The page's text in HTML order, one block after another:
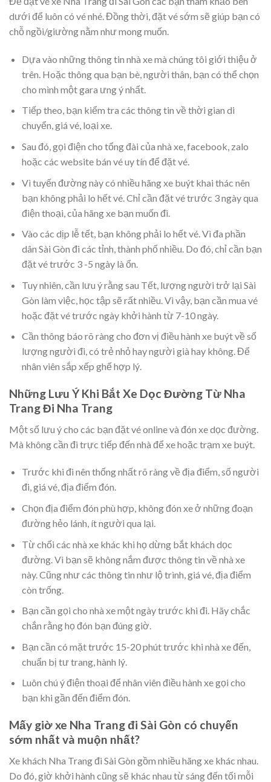
dưới để luôn có vé nhé. Đồng thời, đặt vé sớm sẽ giúp bạn có
chỗ ngồi/giường nằm như mong muốn.
Dựa vào những thông tin nhà xe mà chúng tôi giới thiệu ở
trên. Hoặc thông qua bạn bè, người thân, bạn có thể chọn
cho mình một gara ưng ý nhất.
Tiếp theo, bạn kiểm tra các thông tin về thời gian di
chuyển, giá vé, loại xe.
Sau đó, gọi điện cho tổng đài của nhà xe, facebook, zalo
hoặc các website bán vé uy tín để đặt vé.
Vì tuyến đường này có nhiều hãng xe buýt khai thác nên
bạn không phải lo hết vé. Chỉ cần đặt vé trước 3 ngày qua
điện thoại, của hãng xe bạn muốn đi.
Vào các dịp lễ tết, bạn không phải lo hết vé. Vì đa phần
dân Sài Gòn đi các tỉnh, thành phố nhiều. Do đó, chỉ cần bạn
đặt vé trước 3 -5 ngày là ổn.
Tuy nhiên, cần lưu ý rằng sau Tết, lượng người trở lại Sài
Gòn làm việc, học tập sẽ rất nhiều. Vì vậy, bạn cần mua vé
hoặc đặt vé trước ngày khởi hành từ 7-10 ngày.
Cần thông báo rõ ràng cho đơn vị điều hành xe buýt về số
lượng người đi, có trẻ nhỏ hay người già hay không. Để
nhân viên sắp xếp ghế hợp lý.
Những Lưu Ý Khi Bắt Xe Dọc Đường Từ Nha
Trang Đi Nha Trang
Một số lưu ý cho các bạn đặt vé online và đón xe dọc đường.
Mà không cần đi trực tiếp đến nhà để xe hoặc trạm xe buýt.
Trước khi đi nên thống nhất rõ ràng về địa điểm, số người
đi, giá vé, địa điểm đón.
Chọn địa điểm đón phù hợp, không đón xe ở những đoạn
đường hẻo lánh, ít người qua lại.
Từ chối các nhà xe khác khi họ dừng bắt khách dọc
đường. Vì bạn sẽ không nắm được thông tin về nhà xe
này. Cũng như các thông tin như lộ trình, giá vé, địa điểm
còn trống.
Bạn cần gọi cho nhà xe một ngày trước khi đi. Hãy chắc
chắn rằng họ đón bạn đúng giờ.
Bạn cần có mặt trước 15-20 phút trước khi nhà xe đến,
chuẩn bị tư trang, hành lý.
Luôn chú ý điện thoại để nhân viên điều hành xe gọi cho
bạn khi gần đến điểm đón.
Mấy giờ xe Nha Trang đi Sài Gòn có chuyến
sớm nhất và muộn nhất?
Xe khách Nha Trang đi Sài Gòn gồm nhiều hãng xe khác nhau.
Do đó, giờ khởi hành cũng sẽ khác nhau từ sáng đến tối mỗi